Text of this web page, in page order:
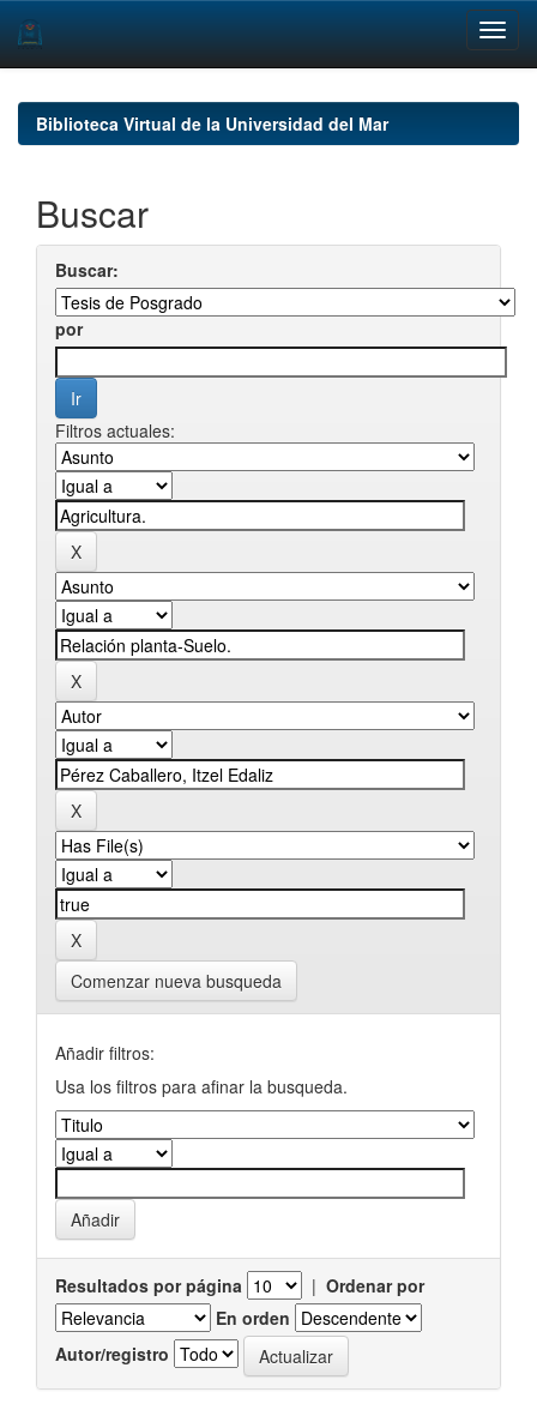
navigationBiblioteca Virtual de la Universidad del Mar
Buscar
Buscar:
por
Filtros actuales:
Comenzar nueva busqueda
Añadir filtros:
Usa los filtros para afinar la busqueda.
Resultados por página | Ordenar por
En orden
Autor/registro